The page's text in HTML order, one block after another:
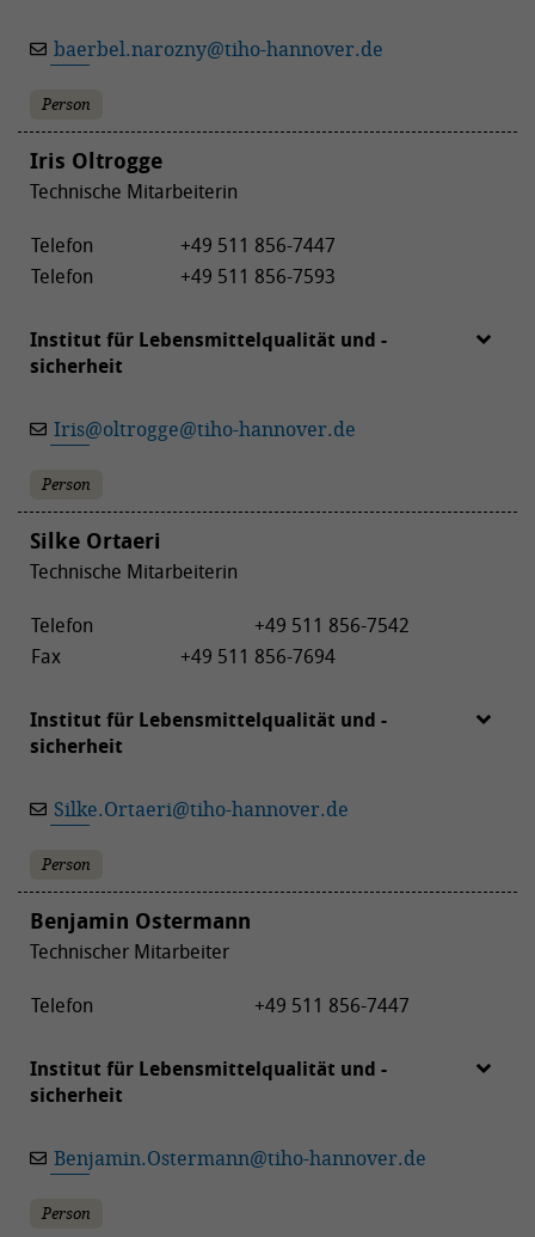
baerbel.narozny@tiho-hannover.de
Person
Iris Oltrogge
Technische Mitarbeiterin
Telefon
+49 511 856-7447
Telefon
+49 511 856-7593
Institut für Lebensmittelqualität und -
sicherheit
Iris@oltrogge@tiho-hannover.de
Person
Silke Ortaeri
Technische Mitarbeiterin
Telefon
+49 511 856-7542
Fax
+49 511 856-7694
Institut für Lebensmittelqualität und -
sicherheit
Silke.Ortaeri@tiho-hannover.de
Person
Benjamin Ostermann
Technischer Mitarbeiter
Telefon +49 511 856-7447
Institut für Lebensmittelqualität und -
sicherheit
Benjamin.Ostermann@tiho-hannover.de
Person